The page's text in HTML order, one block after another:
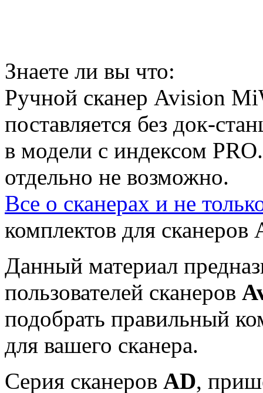
Знаете ли вы что:
Ручной сканер Avision
поставляется без док-
в модели с индексом
отдельно не возможно.
Все о сканерах и не
комплектов для
Данный материал
пользователей сканеров
подобрать правильный
для вашего сканера.
Серия сканеров AD,